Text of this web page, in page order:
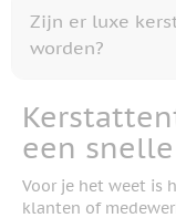
een
Voor je het weet is
klanten of
Zijn er luxe
worden?